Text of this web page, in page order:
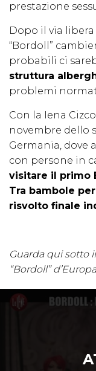
prestazione
Dopo il via
“Bordoll”
probabili ci
struttura
problemi
Con la Iena
novembre dello
Germania, dove
con persone in
visitare il primo
Tra bambole
risvolto finale
Guarda qui sotto
“Bordoll”